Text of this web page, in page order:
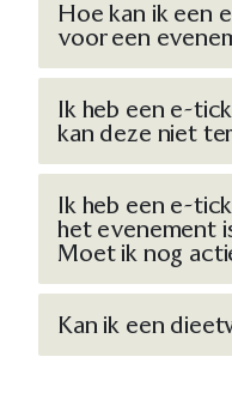
Hoe kan ik een
voor een
Ik heb een e-
kan deze niet
Ik heb een e-
het evenement
Moet ik nog
Kan ik een